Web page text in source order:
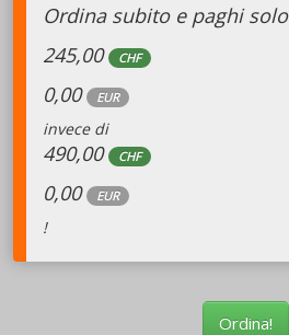
Ordina subito e paghi solo
245,00
CHF
0,00 EUR
invece di
490,00 CHF
0,00 EUR
!
Ordina!